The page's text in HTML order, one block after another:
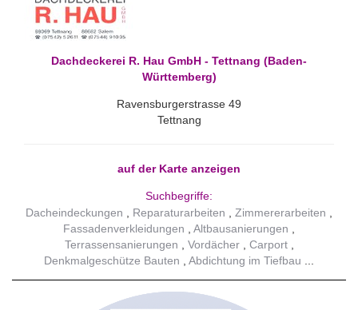
Dachdeckerei R. Hau GmbH - Tettnang (Baden-
Württemberg)
Ravensburgerstrasse 49
Tettnang
auf der Karte anzeigen
Suchbegriffe:
Dacheindeckungen
Reparaturarbeiten
Zimmererarbeiten
Fassadenverkleidungen
Altbausanierungen
Terrassensanierungen
Vordächer
Carport
Denkmalgeschütze Bauten
Abdichtung im Tiefbau